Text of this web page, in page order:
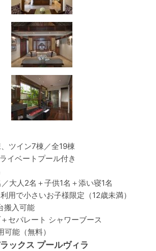
ツイン7棟／全19棟
イベートプール付き
大人2名＋子供1名＋添い寝1名
用で小さいお子様限定（12歳未満）
搬入可能
セパレート シャワーブース
可能（無料）
ックス プールヴィラ